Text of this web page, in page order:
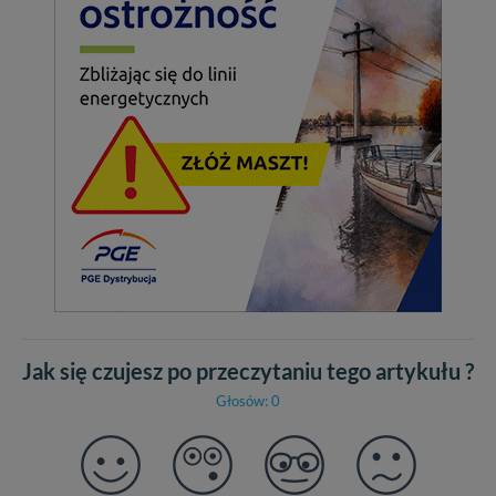
Jak się czujesz po przeczytaniu tego artykułu ?
Głosów: 0